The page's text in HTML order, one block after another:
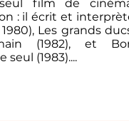
film de
: il écrit et
Les grands
(1982), et
(1983)....